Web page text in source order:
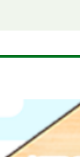
2
枚